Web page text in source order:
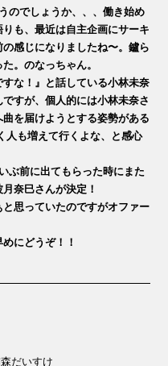
のでしょうか、、、働き始め
も、最近は自主企画にサーキ
感じになりましたね〜。鑪ら
。のなっちゃん。
な！』と話している小林未奈
すが、個人的には小林未奈さ
を届けようとする姿勢がある
人も増えて行くよな、と感心
ぶ前に出てもらった時にまた
奈巳さんが決定！
思っていたのですがオファー
にどうぞ！！
だいすけ